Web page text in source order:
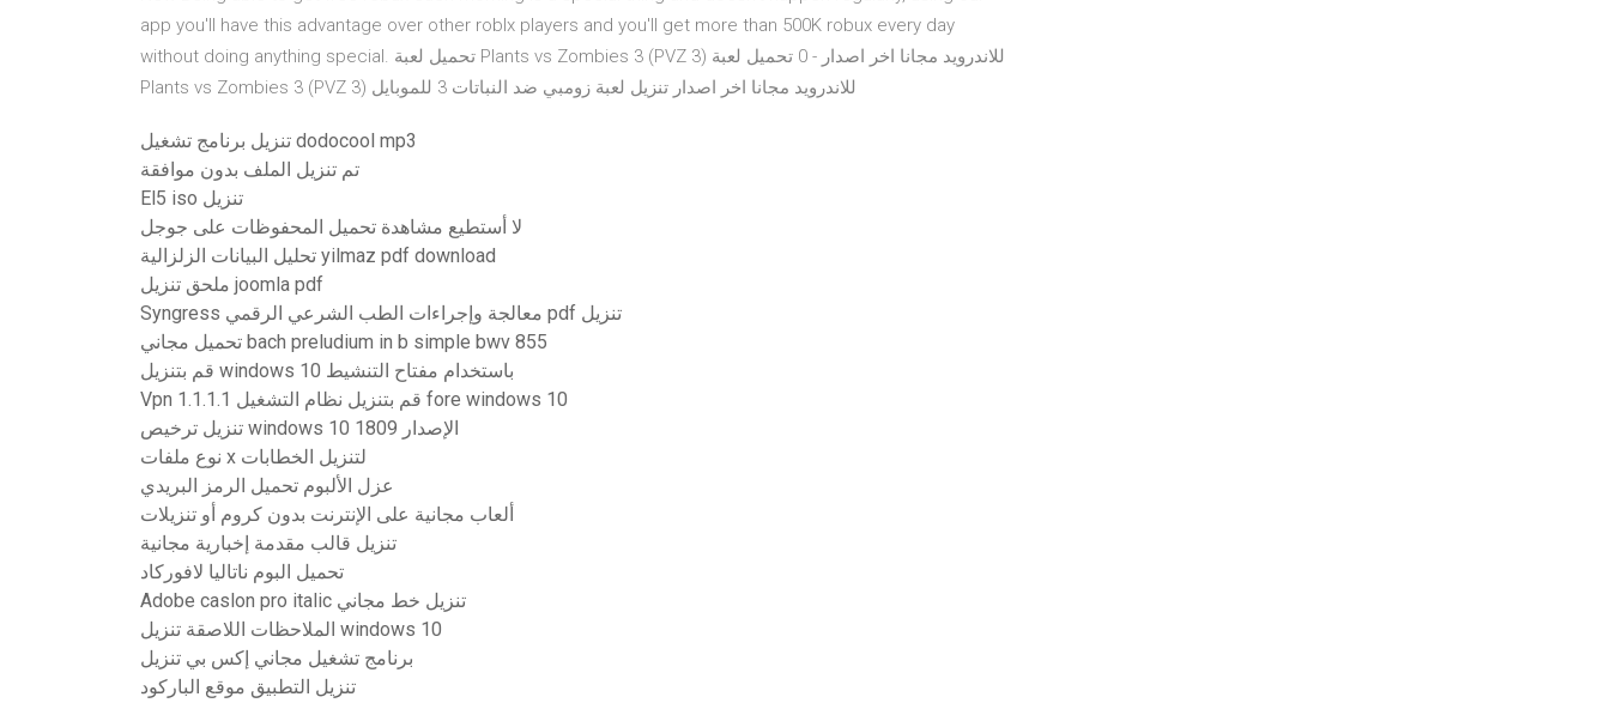
app you'll have this advantage over other roblx players and you'll get more than 500K robux every day
without doing anything special. تحميل لعبة Plants vs Zombies 3 (PVZ 3) للاندرويد مجانا اخر اصدار - 0 تحميل لعبة
Plants vs Zombies 3 (PVZ 3) للاندرويد مجانا اخر اصدار تنزيل لعبة زومبي ضد النباتات 3 للموبايل
تنزيل برنامج تشغيل dodocool mp3
تم تنزيل الملف بدون موافقة
El5 iso تنزيل
لا أستطيع مشاهدة تحميل المحفوظات على جوجل
تحليل البيانات الزلزالية yilmaz pdf download
ملحق تنزيل joomla pdf
Syngress معالجة وإجراءات الطب الشرعي الرقمي pdf تنزيل
تحميل مجاني bach preludium in b simple bwv 855
قم بتنزيل windows 10 باستخدام مفتاح التنشيط
Vpn 1.1.1.1 قم بتنزيل نظام التشغيل fore windows 10
تنزيل ترخيص windows 10 الإصدار 1809
نوع ملفات x لتنزيل الخطابات
عزل الألبوم تحميل الرمز البريدي
ألعاب مجانية على الإنترنت بدون كروم أو تنزيلات
تنزيل قالب مقدمة إخبارية مجانية
تحميل البوم ناتاليا لافوركاد
Adobe caslon pro italic تنزيل خط مجاني
الملاحظات اللاصقة تنزيل windows 10
برنامج تشغيل مجاني إكس بي تنزيل
تنزيل التطبيق موقع الباركود